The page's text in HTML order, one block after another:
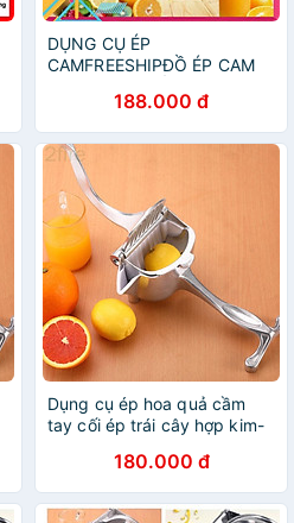
DỤNG CỤ ÉP
CAMFREESHIPĐỒ ÉP CAM
LỢI ĐA NĂNG188.000 đ
Dụng cụ ép hoa quả cầm
tay cối ép trái cây hợp kim-
180.000 đ